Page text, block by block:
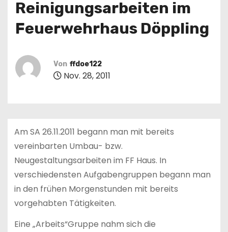
Reinigungsarbeiten im
Feuerwehrhaus Döppling
Von ffdoe122
Nov. 28, 2011
Am SA 26.11.2011 begann man mit bereits
vereinbarten Umbau- bzw.
Neugestaltungsarbeiten im FF Haus. In
verschiedensten Aufgabengruppen begann man
in den frühen Morgenstunden mit bereits
vorgehabten Tätigkeiten.
Eine „Arbeits“Gruppe nahm sich die